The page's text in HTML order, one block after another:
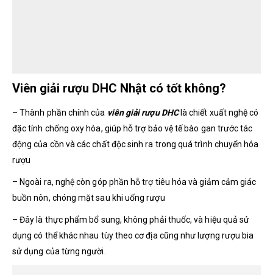
Viên giải rượu DHC Nhật có tốt không?
– Thành phần chính của viên giải rượu DHClà chiết xuất nghệ có
đặc tính chống oxy hóa, giúp hỗ trợ bảo vệ tế bào gan trước tác
động của cồn và các chất độc sinh ra trong quá trình chuyển hóa
rượu
– Ngoài ra, nghệ còn góp phần hỗ trợ tiêu hóa và giảm cảm giác
buồn nôn, chóng mặt sau khi uống rượu
– Đây là thực phẩm bổ sung, không phải thuốc, và hiệu quả sử
dụng có thể khác nhau tùy theo cơ địa cũng như lượng rượu bia
sử dụng của từng người.